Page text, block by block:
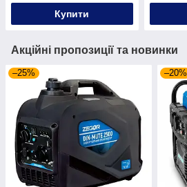
Купити
Акційні пропозиції та новинки
–25% –20%